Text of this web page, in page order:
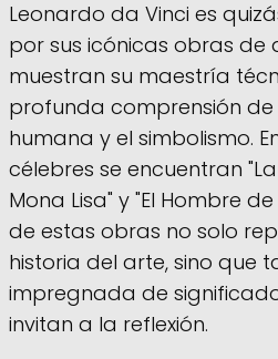
Leonardo da Vinci es
por sus icónicas obras de
muestran su maestría
profunda comprensión
humana y el simbolismo.
célebres se encuentran
Mona Lisa" y "El Hombre
de estas obras no solo
historia del arte, sino que
impregnada de
invitan a la reflexión.